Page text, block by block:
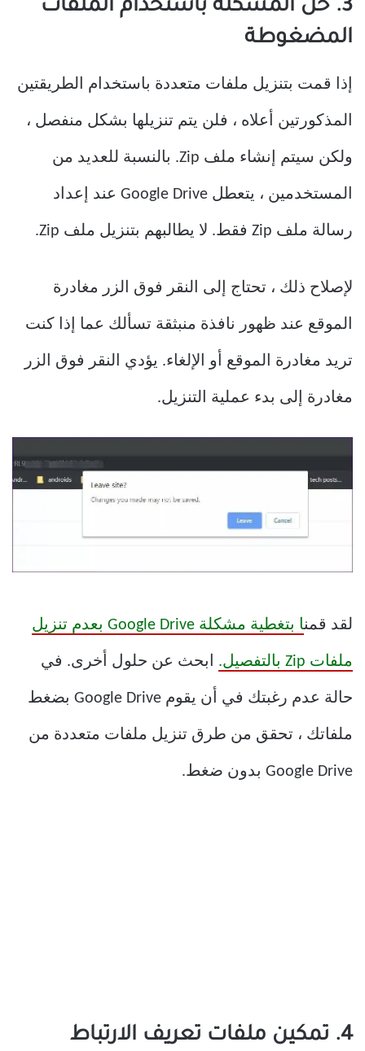
3. حل المشكلة باستخدام الملفات
المضغوطة
إذا قمت بتنزيل ملفات متعددة باستخدام الطريقتين
المذكورتين أعلاه ، فلن يتم تنزيلها بشكل منفصل ،
ولكن سيتم إنشاء ملف Zip. بالنسبة للعديد من
المستخدمين ، يتعطل Google Drive عند إعداد
رسالة ملف Zip فقط. لا يطالبهم بتنزيل ملف Zip.
لإصلاح ذلك ، تحتاج إلى النقر فوق الزر مغادرة
الموقع عند ظهور نافذة منبثقة تسألك عما إذا كنت
تريد مغادرة الموقع أو الإلغاء. يؤدي النقر فوق الزر
مغادرة إلى بدء عملية التنزيل.
لقد قمن ا بتغطية مشكلة Google Drive بعدم تنزيل
ملفات Zip بالتفصيل. ابحث عن حلول أخرى. في
حالة عدم رغبتك في أن يقوم Google Drive بضغط
ملفاتك ، تحقق من طرق تنزيل ملفات متعددة من
Google Drive بدون ضغط.
4. تمكين ملفات تعريف الارتباط